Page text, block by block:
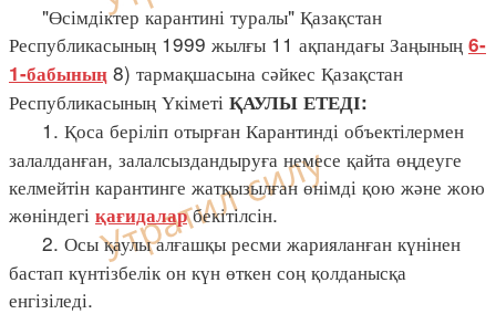
"Өсімдіктер карантині туралы" Қазақстан
Республикасының 1999 жылғы 11 ақпандағы Заңының 6-
1-бабының 8) тармақшасына сәйкес Қазақстан
Республикасының Үкіметі ҚАУЛЫ ЕТЕДІ:
1. Қоса беріліп отырған Карантинді объектілермен
залалданған, залалсыздандыруға немесе қайта өңдеуге
келмейтін карантинге жатқызылған өнімді қою және жою
жөніндегі қағидаларбекітілсін.
2. Осы қаулы алғашқы ресми жарияланған күнінен
бастап күнтізбелік он күн өткен соң қолданысқа
енгізіледі.